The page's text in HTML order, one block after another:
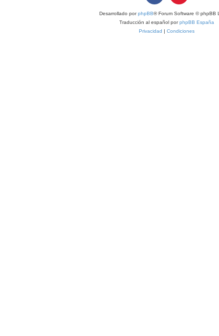
Desarrollado porphpBB® Forum Software © phpBB
Traducción al español porphpBB España
Privacidad | Condiciones